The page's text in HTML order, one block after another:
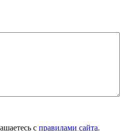
с правилами сайта.